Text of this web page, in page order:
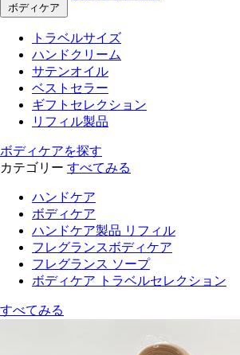
ボディケア
トラベルサイズ
ハンドクリーム
サテンオイル
ベストセラー
ギフトセレクション
リフィル製品
ボディケアを探す
カテゴリー すべてみる
ハンドケア
ボディケア
ハンドケア製品 リフィル
フレグランスボディケア
フレグランス ソープ
ボディケア トラベルセレクション
すべてみる